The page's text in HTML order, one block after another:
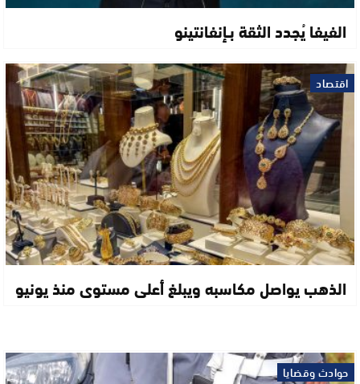
الفيفا يُجدد الثقة بـإنفانتينو
اقتصاد
الذهب يواصل مكاسبه ويبلغ أعلى مستوى منذ يونيو
حوادث وقضايا